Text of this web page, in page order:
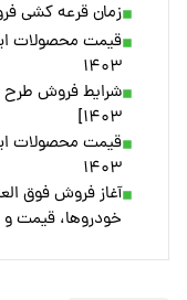
زمان قرعه کشی
۱۴۰۳
شرایط فروش طرح
۱۴۰۳]
۱۴۰۳
خودروها، قیمت